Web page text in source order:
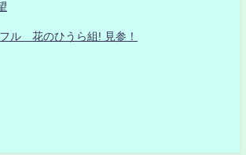
ル 花のひうら組! 見参！